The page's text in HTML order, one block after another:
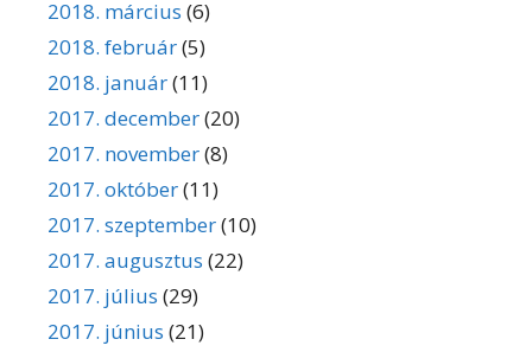
2018. március (6)
2018. február(5)
2018. január(11)
2017. december(20)
2017. november(8)
2017. október(11)
2017. szeptember(10)
2017. augusztus (22)
2017. július (29)
2017. június (21)